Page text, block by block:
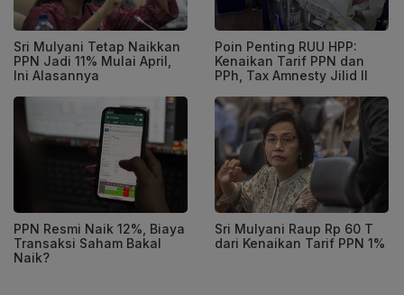
Sri Mulyani Tetap Naikkan
PPN Jadi 11% Mulai April,
Ini Alasannya
Poin Penting RUU HPP:
Kenaikan Tarif PPN dan
PPh, Tax Amnesty Jilid II
PPN Resmi Naik 12%, Biaya
Transaksi Saham Bakal
Naik?
Sri Mulyani Raup Rp 60 T
dari Kenaikan Tarif PPN 1%